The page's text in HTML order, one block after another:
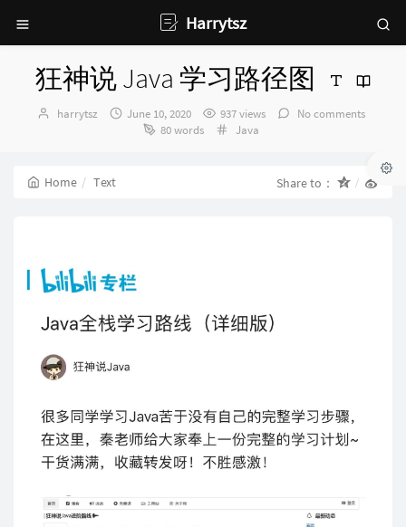
Harrytsz
狂神说 Java 学习路径图
Author：
harrytsz
发
June 10, 2020 937 views
No comments
80 words
Categories：
Java
Home Text Share to：